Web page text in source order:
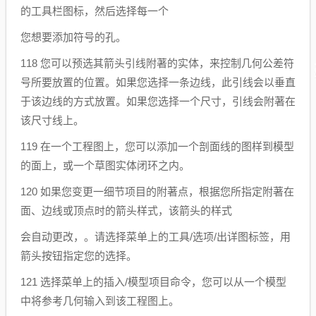
的工具栏图标，然后选择每一个
您想要添加符号的孔。
118 您可以预选其箭头引线附著的实体，来控制几何公差符
号所要放置的位置。如果您选择一条边线，此引线会以垂直
于该边线的方式放置。如果您选择一个尺寸，引线会附著在
该尺寸线上。
119 在一个工程图上，您可以添加一个剖面线的图样到模型
的面上，或一个草图实体闭环之内。
120 如果您变更一细节项目的附著点，根据您所指定附著在
面、边线或顶点时的箭头样式，该箭头的样式
会自动更改，。请选择菜单上的工具/选项/出详图标签，用
箭头按钮指定您的选择。
121 选择菜单上的插入/模型项目命令，您可以从一个模型
中将参考几何输入到该工程图上。